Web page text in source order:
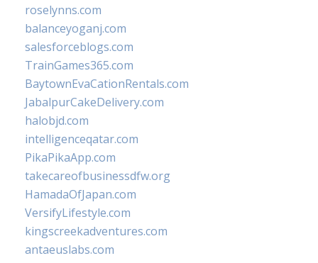
roselynns.com
balanceyoganj.com
salesforceblogs.com
TrainGames365.com
BaytownEvaCationRentals.com
JabalpurCakeDelivery.com
halobjd.com
intelligenceqatar.com
PikaPikaApp.com
takecareofbusinessdfw.org
HamadaOfJapan.com
VersifyLifestyle.com
kingscreekadventures.com
antaeuslabs.com